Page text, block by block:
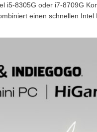
i5-8305G oder i7-8709G
einen schnellen Intel